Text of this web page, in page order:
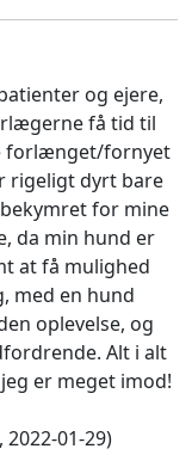
og ejere,
få tid til
forlænget/fornyet
rigeligt dyrt bare
for mine
da min hund er
at få mulighed
med en hund
oplevelse, og
Alt i alt
er meget imod!
01-29)